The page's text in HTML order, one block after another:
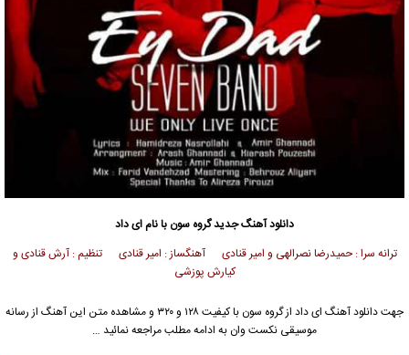
دانلود آهنگ جدیدگروه سون با نام ای داد
ترانه سرا : حمیدرضا نصرالهی و امیر قنادی آهنگساز : امیر قنادی تنظیم : آرش قنادی و
کیارش پوزشی
جهت دانلود آهنگ ای داد ازگروه سون
با کیفیت ۱۲۸ و ۳۲۰ و مشاهده متن این آهنگ از رسانه
موسیقی نکست وان به ادامه مطلب مراجعه نمائید …